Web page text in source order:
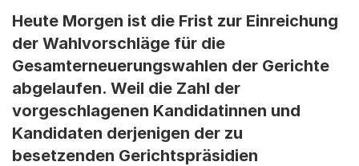
Heute Morgen ist die Frist zur Einreichung
der Wahlvorschläge für die
Gesamterneuerungswahlen der Gerichte
abgelaufen. Weil die Zahl der
vorgeschlagenen Kandidatinnen und
Kandidaten derjenigen der zu
besetzenden Gerichtspräsidien